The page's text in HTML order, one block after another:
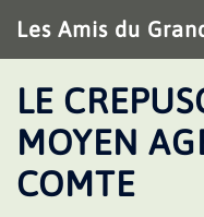
au
contenu
Les Amis du
LE
MOYEN
COMTE